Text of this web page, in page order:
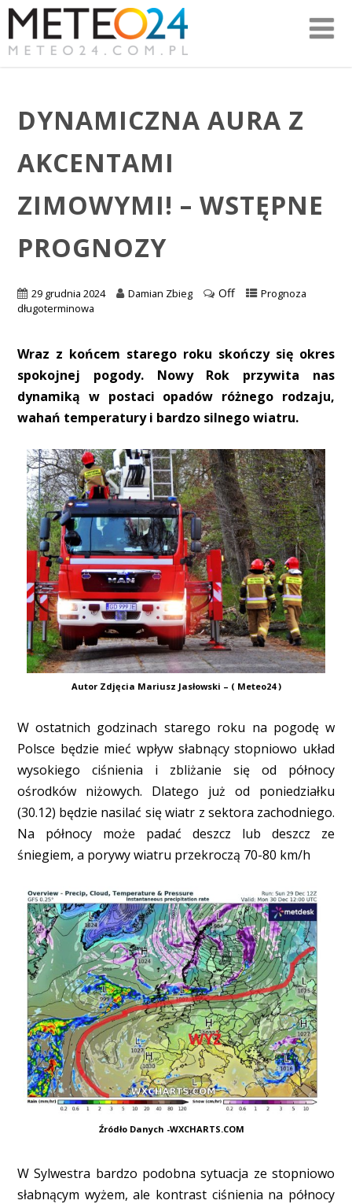
DYNAMICZNA AURA Z
AKCENTAMI
ZIMOWYMI! – WSTĘPNE
PROGNOZY
29 grudnia 2024 Damian Zbieg Off
Prognoza
długoterminowa
Wraz z końcem starego roku skończy się okres
spokojnej pogody. Nowy Rok przywita nas
dynamiką w postaci opadów różnego rodzaju,
wahań temperatury i bardzo silnego wiatru.
Autor Zdjęcia Mariusz Jasłowski – ( Meteo24 )
W ostatnich godzinach starego roku na pogodę w
Polsce będzie mieć wpływ słabnący stopniowo układ
wysokiego ciśnienia i zbliżanie się od północy
ośrodków niżowych. Dlatego już od poniedziałku
(30.12) będzie nasilać się wiatr z sektora zachodniego.
Na północy może padać deszcz lub deszcz ze
śniegiem, a porywy wiatru przekroczą 70-80 km/h
Źródło Danych -WXCHARTS.COM
W Sylwestra bardzo podobna sytuacja ze stopniowo
słabnącym wyżem, ale kontrast ciśnienia na północy